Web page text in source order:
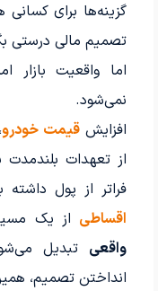
گزینه‌ها برای
تصمیم مالی درستی
اما واقعیت
نمی‌شود.
افزایشقیمت خودرو
از تعهدات بلندمدت
فراتر از پول
اقساطی از یک
واقعی تبدیل
انداختن تصمیم،